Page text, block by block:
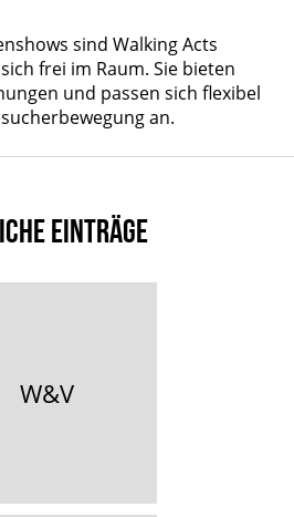
sind Walking Acts
frei im Raum. Sie bieten
und passen sich flexibel
an.
EINTRÄGE
W&V